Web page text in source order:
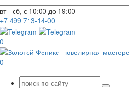
вт - сб, с 10:00 до 19:00
+7 499 713-14-00
0
0